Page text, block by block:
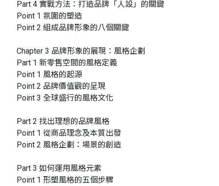
Part 4 實戰方法：打造品牌「人設」的關鍵
Point 1 氛圍的塑造
Point 2 組成品牌形象的八個關鍵
Chapter 3 品牌形象的展現：風格企劃
Part 1 新零售空間的風格定義
Point 1 風格的起源
Point 2 品牌價值觀的呈現
Point 3 全球盛行的風格文化
Part 2 找出理想的品牌風格
Point 1 從商品理念及本質出發
Point 2 風格企劃：場景的創造
Part 3 如何運用風格元素
Point 1 形塑風格的五個步驟